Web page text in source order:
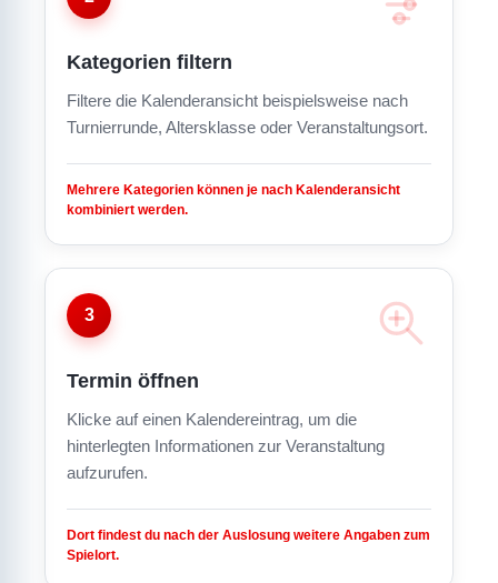
Kategorien filtern
Filtere die Kalenderansicht beispielsweise nach
Turnierrunde, Altersklasse oder Veranstaltungsort.
Mehrere Kategorien können je nach Kalenderansicht
kombiniert werden.
3
Termin öffnen
Klicke auf einen Kalendereintrag, um die
hinterlegten Informationen zur Veranstaltung
aufzurufen.
Dort findest du nach der Auslosung weitere Angaben zum
Spielort.